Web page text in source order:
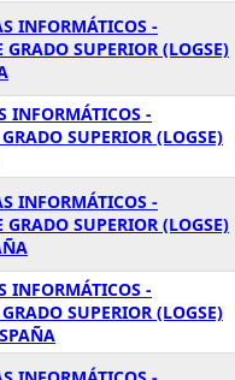
INFORMÁTICOS -
SUPERIOR (LOGSE)
INFORMÁTICOS -
SUPERIOR (LOGSE)
INFORMÁTICOS -
SUPERIOR (LOGSE)
INFORMÁTICOS -
SUPERIOR (LOGSE)